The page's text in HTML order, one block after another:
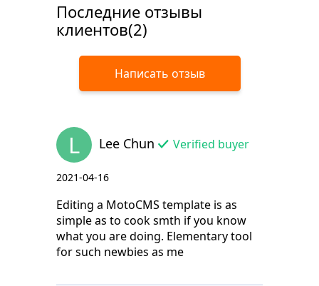
Последние отзывы
клиентов(2)
Написать отзыв
L Lee Chun Verified buyer
2021-04-16
Editing a MotoCMS template is as
simple as to cook smth if you know
what you are doing. Elementary tool
for such newbies as me